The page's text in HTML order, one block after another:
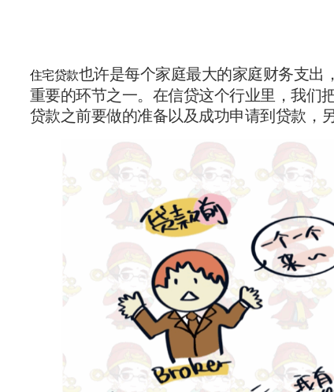
住宅贷款也许是每个家庭最大的家庭财务支出
重要的环节之一。在信贷这个行业里，我们
贷款之前要做的准备以及成功申请到贷款，